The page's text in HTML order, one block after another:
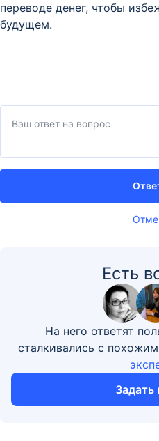
переводе денег, чтобы
будущем.
Есть
На него ответят
сталкивались с
Задать